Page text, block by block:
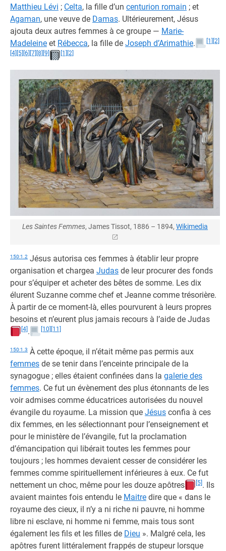
Matthieu Lévi ; Celta, la fille d’un centurion romain ; et
Agaman, une veuve de Damas. Ultérieurement, Jésus
ajouta deux autres femmes à ce groupe — Marie-
Madeleine et Rébecca, la fille de Joseph d’Arimathie. [1]
[2]
[4] [5] [6] [7] [8] [9] [1] [2]
Les Saintes Femmes, James Tissot, 1886 – 1894, Wikimedia
150:1.2 Jésus autorisa ces femmes à établir leur propre
organisation et chargea Judas de leur procurer des fonds
pour s’équiper et acheter des bêtes de somme. Les dix
élurent Suzanne comme chef et Jeanne comme trésorière.
À partir de ce moment-là, elles pourvurent à leurs propres
besoins et n’eurent plus jamais recours à l’aide de Judas
[4] . [10] [11]
150:1.3 À cette époque, il n’était même pas permis aux
femmes de se tenir dans l’enceinte principale de la
synagogue ; elles étaient confinées dans la galerie des
femmes. Ce fut un évènement des plus étonnants de les
voir admises comme éducatrices autorisées du nouvel
évangile du royaume. La mission que Jésus confia à ces
dix femmes, en les sélectionnant pour l’enseignement et
pour le ministère de l’évangile, fut la proclamation
d’émancipation qui libérait toutes les femmes pour
toujours ; les hommes devaient cesser de considérer les
femmes comme spirituellement inférieures à eux. Ce fut
nettement un choc, même pour les douze apôtres
[5] . Ils
avaient maintes fois entendu le Maitre dire que « dans le
royaume des cieux, il n’y a ni riche ni pauvre, ni homme
libre ni esclave, ni homme ni femme, mais tous sont
également les fils et les filles de Dieu ». Malgré cela, les
apôtres furent littéralement frappés de stupeur lorsque